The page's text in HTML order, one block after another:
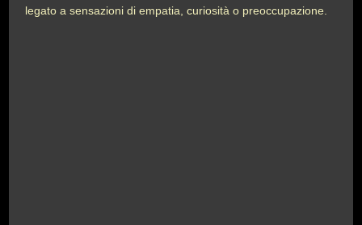
legato a sensazioni di empatia, curiosità o preoccupazione.